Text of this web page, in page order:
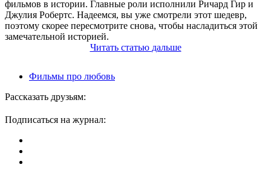
фильмов в истории. Главные роли исполнили Ричард Гир и
Джулия Робертс. Надеемся, вы уже смотрели этот шедевр,
поэтому скорее пересмотрите снова, чтобы насладиться этой
замечательной историей.
Читать статью дальше
Фильмы про любовь
Рассказать друзьям:
Подписаться на журнал: